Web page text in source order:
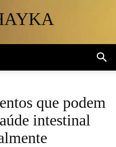
que podem
intestinal